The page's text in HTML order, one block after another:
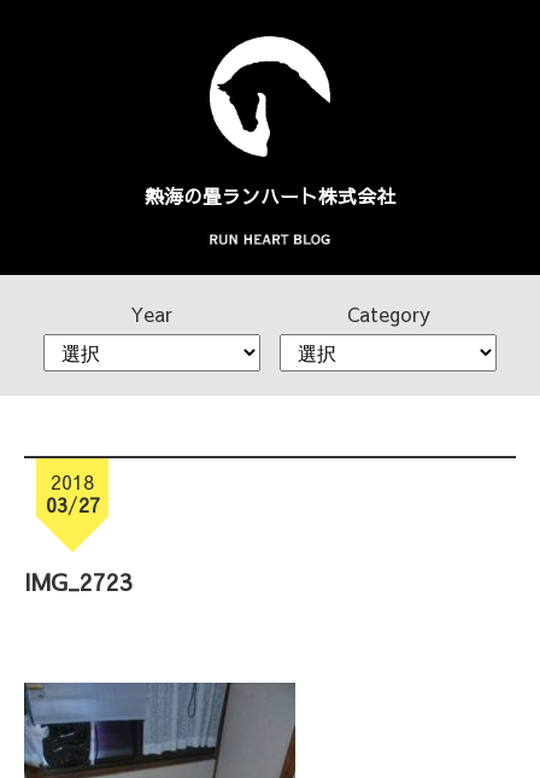
熱海の畳ランハート株式会社
Year Category
2018
03/27
IMG_2723